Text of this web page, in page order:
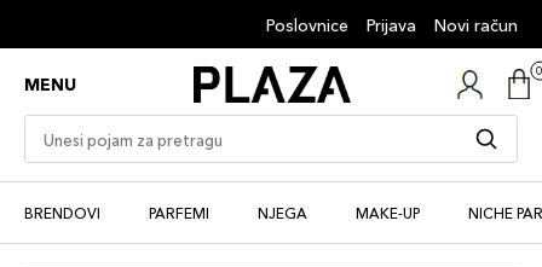
Poslovnice Prijava Novi račun
MENU
BRENDOVI PARFEMI NJEGA MAKE-UP NICHE